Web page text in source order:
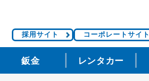
採用サイト コーポレートサイト
鈑金 レンタカー